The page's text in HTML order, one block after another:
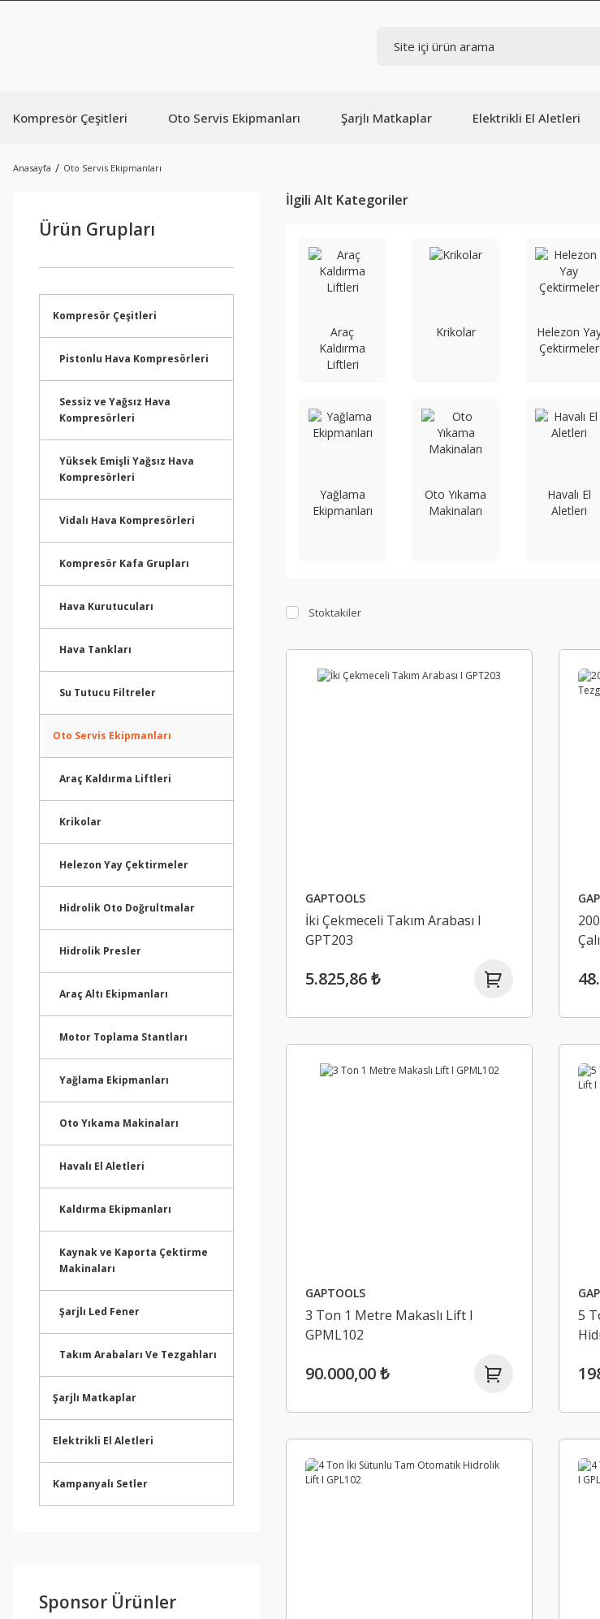
Kompresör Çeşitleri Oto Servis Ekipmanları Şarjlı Matkaplar Elektrikli El Aletleri
Anasayfa Oto Servis Ekipmanları
Ürün Grupları
Kompresör Çeşitleri
Pistonlu Hava Kompresörleri
Sessiz ve Yağsız Hava
Kompresörleri
Yüksek Emişli Yağsız Hava
Kompresörleri
Vidalı Hava Kompresörleri
Kompresör Kafa Grupları
Hava Kurutucuları
Hava Tankları
Su Tutucu Filtreler
Oto Servis Ekipmanları
Araç Kaldırma Liftleri
Krikolar
Helezon Yay Çektirmeler
Hidrolik Oto Doğrultmalar
Hidrolik Presler
Araç Altı Ekipmanları
Motor Toplama Stantları
Yağlama Ekipmanları
Oto Yıkama Makinaları
Havalı El Aletleri
Kaldırma Ekipmanları
Kaynak ve Kaporta Çektirme
Makinaları
Şarjlı Led Fener
Takım Arabaları Ve Tezgahları
Şarjlı Matkaplar
Elektrikli El Aletleri
Kampanyalı Setler
Sponsor Ürünler
İlgili Alt Kategoriler
Araç
Kaldırma
Liftleri
Krikolar
Helezon
Çektirmeler
Yağlama
Ekipmanları
Oto Yıkama
Makinaları
Havalı El
Aletleri
Stoktakiler
GAPTOOLS
İki Çekmeceli Takım Arabası I
GPT203
5.825,86 ₺
GAPTOOLS
3 Ton 1 Metre Makaslı Lift I
GPML102
90.000,00 ₺
5